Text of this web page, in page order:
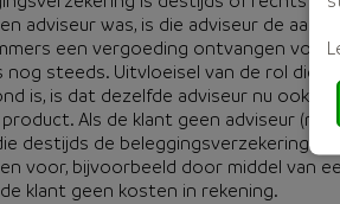
adviseur was, is die adviseur de
een vergoeding ontvangen voor
nog steeds. Uitvloeisel van de rol die
is, is dat dezelfde adviseur nu ook
Als de klant geen adviseur
destijds de beleggingsverzekering
voor, bijvoorbeeld door middel van
klant geen kosten in rekening.